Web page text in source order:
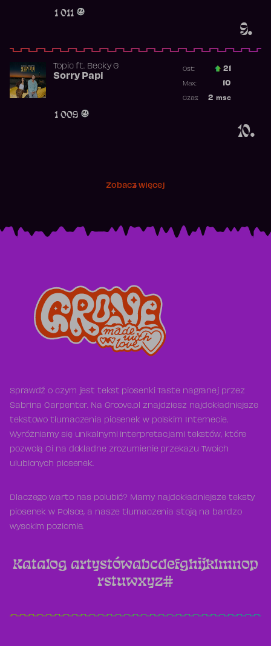
9.
1 011
10.
Topicft. Becky G
Sorry Papi
1 009
Ost.: 21
10
Max:
2 msc
Czas:
Zobacz więcej
Sprawdź o czym jest tekst piosenki Taste nagranej przez
Sabrina Carpenter. Na Groove.pl znajdziesz najdokładniejsze
tekstowo tłumaczenia piosenek w polskim Internecie.
Wyróżniamy się unikalnymi interpretacjami tekstów, które
pozwolą Ci na dokładne zrozumienie przekazu Twoich
ulubionych piosenek.
Dlaczego warto nas polubić? Mamy najdokładniejsze teksty
piosenek w Polsce, a nasze tłumaczenia stoją na bardzo
wysokim poziomie.
Katalog artystówabcdefghijklmnop
rstuwxyz#